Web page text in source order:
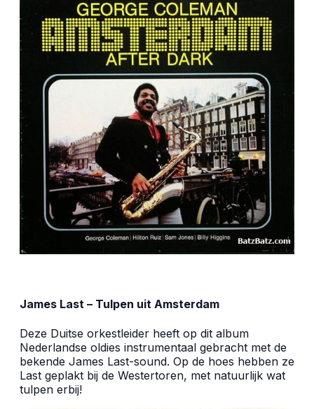
James Last – Tulpen uit Amsterdam
Deze Duitse orkestleider heeft op dit album
Nederlandse oldies instrumentaal gebracht met de
bekende James Last-sound. Op de hoes hebben ze
Last geplakt bij de Westertoren, met natuurlijk wat
tulpen erbij!